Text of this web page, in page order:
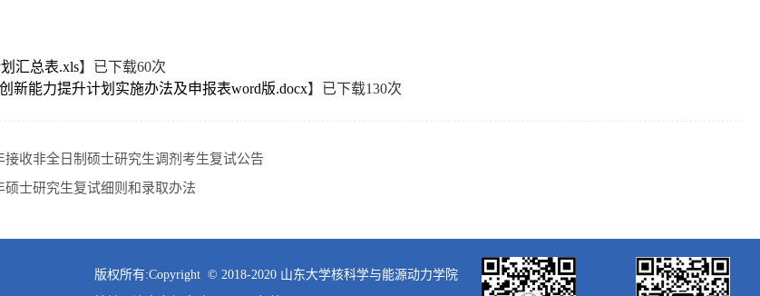
汇总表.xls】已下载60次
新能力提升计划实施办法及申报表word版.docx】已下载130次
接收非全日制硕士研究生调剂考生复试公告
硕士研究生复试细则和录取办法
版权所有:Copyright © 2018-2020 山东大学核科学与能源动力学院